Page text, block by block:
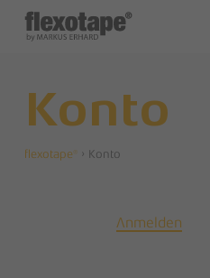
Cart
Konto
flexotape® › Konto
Anmelden